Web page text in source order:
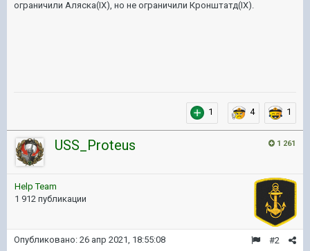
ограничили Аляска(IX), но не ограничили Кронштатд(IX).
1 4 1
1 261
USS_Proteus
Help Team
1 912 публикации
#2
Опубликовано: 26 апр 2021, 18:55:08